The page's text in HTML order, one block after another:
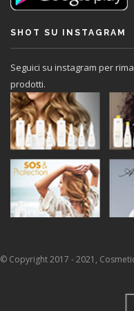
SHOT SU INSTAGRAM
Seguici su instagram per
prodotti.
© Copyright 2017 - 2021,